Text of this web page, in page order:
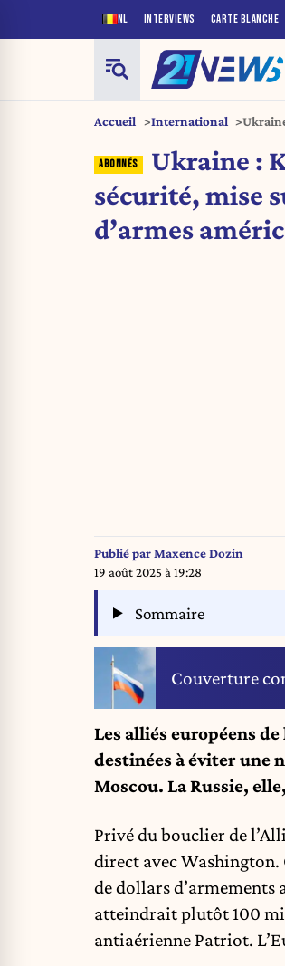
NL INTERVIEWS CARTE BLANCHE
Accueil International
Ukraine :
sécurité, mise
d’armes
Publié parMaxence Dozin
19 août 2025 à 19:28
Sommaire
Couverture
Les alliés européens
destinées à éviter une
Moscou. La Russie,
Privé du bouclier de
direct avec Washington.
de dollars d’armements
atteindrait plutôt 100
antiaérienne Patriot.